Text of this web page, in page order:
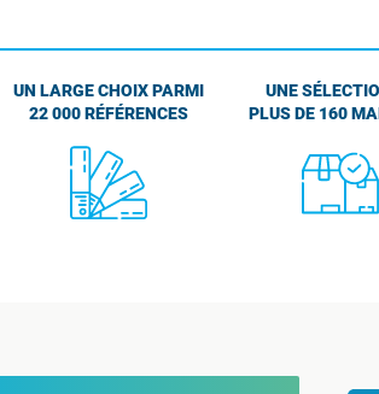
UN LARGE CHOIX PARMI
22 000 RÉFÉRENCES
UNE
PLUS DE 160